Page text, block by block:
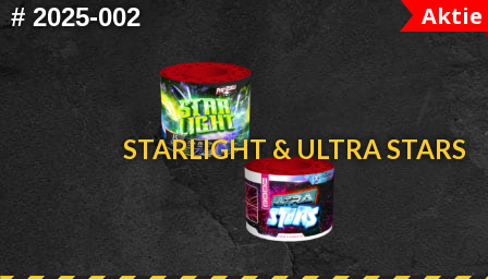
# 2025-002 Aktie
STARLIGHT & ULTRA STARS